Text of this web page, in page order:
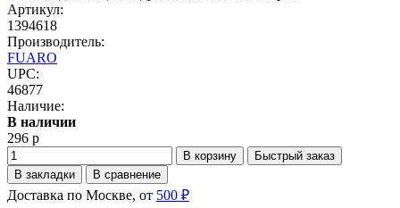
Артикул:
1394618
Производитель:
FUARO
UPC:
46877
Наличие:
В наличии
296 р
В корзину
Быстрый заказ
В закладки
В сравнение
Доставка по Москве, от 500 ₽